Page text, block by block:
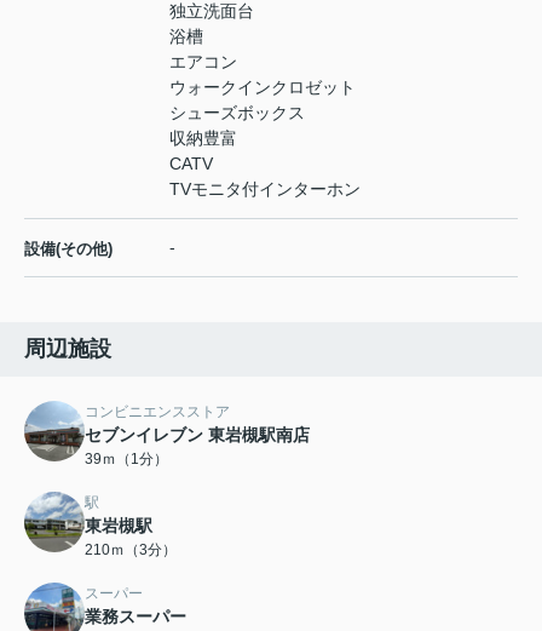
独立洗面台
浴槽
エアコン
ウォークインクロゼット
シューズボックス
収納豊富
CATV
TVモニタ付インターホン
設備(その他) -
周辺施設
コンビニエンスストア
セブンイレブン 東岩槻駅南店
39ｍ（1分）
駅
東岩槻駅
210ｍ（3分）
スーパー
業務スーパー